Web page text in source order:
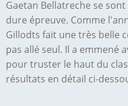
Gaetan Bellatreche se
dure épreuve. Comme
Gillodts fait une très belle
pas allé seul. Il a emmené
pour truster le haut du
résultats en détail ci-